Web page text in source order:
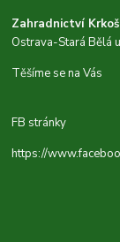
Zahradnictví
Ostrava-Stará Bělá
Těšíme se na Vás
FB stránky
https://